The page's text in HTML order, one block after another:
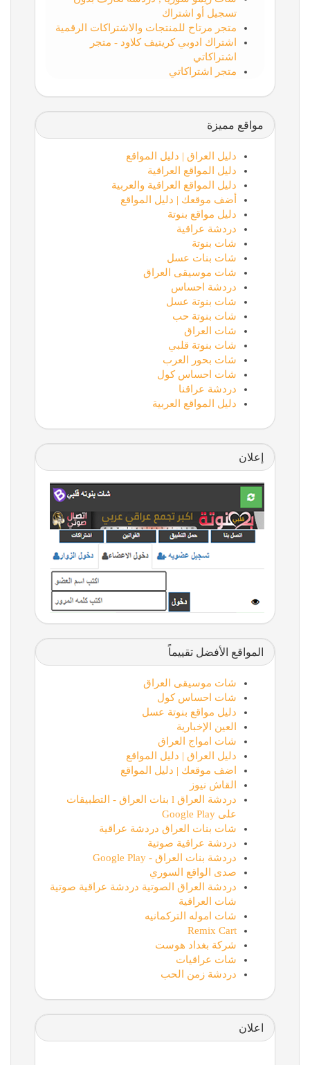
تسجيل أو اشتراك
متجر مرتاح للمنتجات والاشتراكات الرقمية
اشتراك ادوبي كريتيف كلاود - متجر
اشتراكاتي
متجر اشتراكاتي
مواقع مميزة
دليل العراق | دليل المواقع
دليل المواقع العراقية
دليل المواقع العراقية والعربية
أضف موقعك | دليل المواقع
دليل مواقع بنوتة
دردشة عراقية
شات بنوتة
شات بنات عسل
شات موسيقى العراق
دردشة احساس
شات بنوتة عسل
شات بنوتة حب
شات العراق
شات بنوتة قلبي
شات بحور العرب
شات احساس كول
دردشة عراقنا
دليل المواقع العربية
إعلان
المواقع الأفضل تقييماً
شات موسيقى العراق
شات احساس كول
دليل مواقع بنوتة عسل
العين الإخبارية
شات امواج العراق
دليل العراق | دليل المواقع
اضف موقعك | دليل المواقع
القاش نيوز
دردشة العراق l بنات العراق - التطبيقات
على Google Play
شات بنات العراق دردشة عراقية
دردشة عراقية صوتية
دردشة بنات العراق - Google Play
صدى الواقع السوري
دردشة العراق الصوتية دردشة عراقية صوتية
شات العراقية
شات اموله التركمانيه
Remix Cart
شركة بغداد هوست
شات عراقيات
دردشة زمن الحب
اعلان